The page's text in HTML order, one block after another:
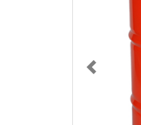
Previous